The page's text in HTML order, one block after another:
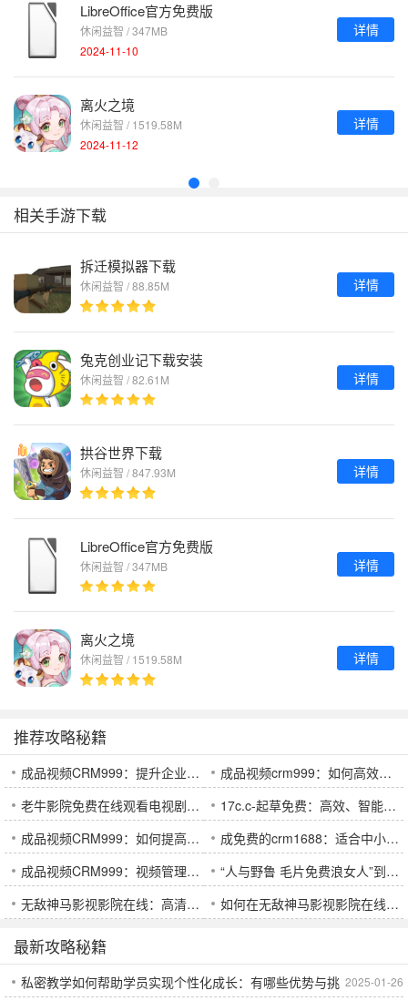
LibreOffice官方免费版
休闲益智 / 347MB
2024-11-10
详情
离火之境
休闲益智 / 1519.58M
2024-11-12
详情
相关手游下载
拆迁模拟器下载
休闲益智 / 88.85M 详情
兔克创业记下载安装
休闲益智 / 82.61M 详情
拱谷世界下载
休闲益智 / 847.93M 详情
LibreOffice官方免费版
休闲益智 / 347MB 详情
离火之境
休闲益智 / 1519.58M 详情
推荐攻略秘籍
成品视频CRM999：提升企业视频营销效果的利器，助力精准客户管理与互动
成品视频crm999：如何高效利用成品视频提升短视频营销效果
老牛影院免费在线观看电视剧的优点：省钱又方便，高清不卡顿，快速更新满足追剧需求
17c.c-起草免费：高效、智能的文书起草工具，助你轻松生成专业文件
成品视频CRM999：如何提高视频制作效率并优化客户营销策略？
成免费的crm1688：适合中小企业使用的免费客户管理系统，提升运营效率，降低成本
成品视频CRM999：视频管理与客户关系优化的新趋势，助力企业精准营销
“人与野鲁 毛片免费浪女人”到底代表了什么？为何会引发如此多的讨论与争议？
无敌神马影视影院在线：高清资源丰富，提供流畅的观影体验和快速更新
如何在无敌神马影视影院在线观看高清电影并享受无广告流畅体验：新手必看指南
最新攻略秘籍
私密教学如何帮助学员实现个性化成长：有哪些优势与挑 2025-01-26